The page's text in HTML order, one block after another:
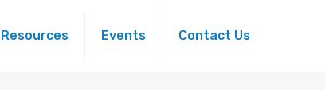
Resources Events Contact Us